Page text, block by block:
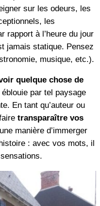
sur les odeurs, les
les
rapport à l’heure du jour
jamais statique. Pensez
musique, etc.).
quelque chose de
par tel paysage
En tant qu’auteur ou
transparaître vos
manière d’immerger
: avec vos mots, il